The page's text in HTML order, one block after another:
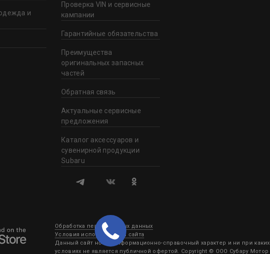
и
Проверка VIN и сервисные
кампании
Гарантийные обязательства
Преимущества
оригинальных запасных
частей
Обратная связь
Актуальные сервисные
предложения
Каталог аксессуаров и
сувенирной продукции
Subaru
Обработка персональных данных
Условия использования сайта
Данный сайт носит информационно-справочный характер и ни при каких
условиях не является публичной офертой. Copyright © ООО Субару Мотор